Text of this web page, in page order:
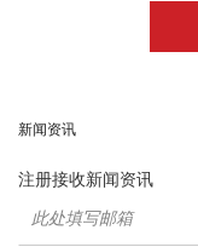
新闻资讯
注册接收新闻资讯